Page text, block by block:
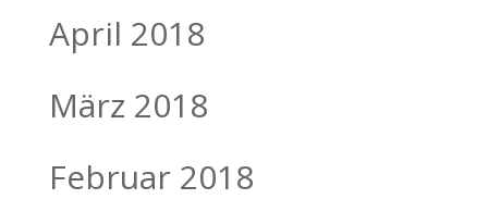
April 2018
März 2018
Februar 2018